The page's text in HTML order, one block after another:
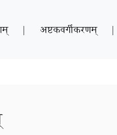
| अष्टकवर्गीकरणम् |